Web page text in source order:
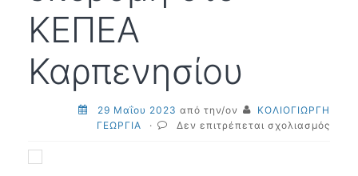
ΚΕΠΕΑ
Καρπενησίου
29 Μαΐου 2023 από την/ον
ΚΟΛΙΟΓΙΩΡΓΗ
ΓΕΩΡΓΙΑ
· Δεν επιτρέπεται σχολιασμός